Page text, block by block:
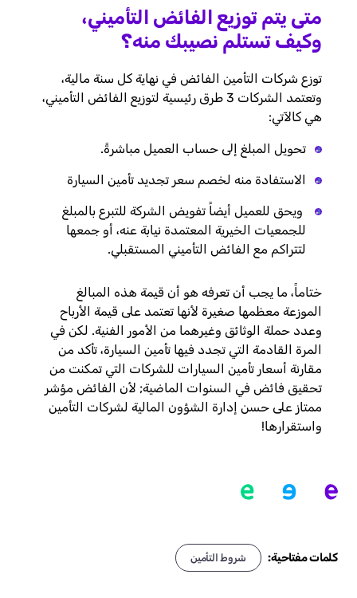
متى يتم توزيع الفائض التأميني،
وكيف تستلم نصيبك منه؟
توزع شركات التأمين الفائض في نهاية كل سنة مالية،
وتعتمد الشركات 3 طرق رئيسية لتوزيع الفائض التأميني،
هي كالآتي:
تحويل المبلغ إلى حساب العميل مباشرةً.
الاستفادة منه لخصم سعر تجديد تأمين السيارة
ويحق للعميل أيضاً تفويض الشركة للتبرع بالمبلغ
للجمعيات الخيرية المعتمدة نيابة عنه، أو جمعها
لتتراكم مع الفائض التأميني المستقبلي.
ختاماً، ما يجب أن تعرفه هو أن قيمة هذه المبالغ
الموزعة معظمها صغيرة لأنها تعتمد على قيمة الأرباح
وعدد حملة الوثائق وغيرهما من الأمور الفنية. لكن في
المرة القادمة التي تجدد فيها تأمين السيارة، تأكد من
مقارنة أسعار تأمين السيارات للشركات التي تمكنت من
تحقيق فائض في السنوات الماضية; لأن الفائض مؤشر
ممتاز على حسن إدارة الشؤون المالية لشركات التأمين
واستقرارها!
كلمات مفتاحية: شروط التأمين